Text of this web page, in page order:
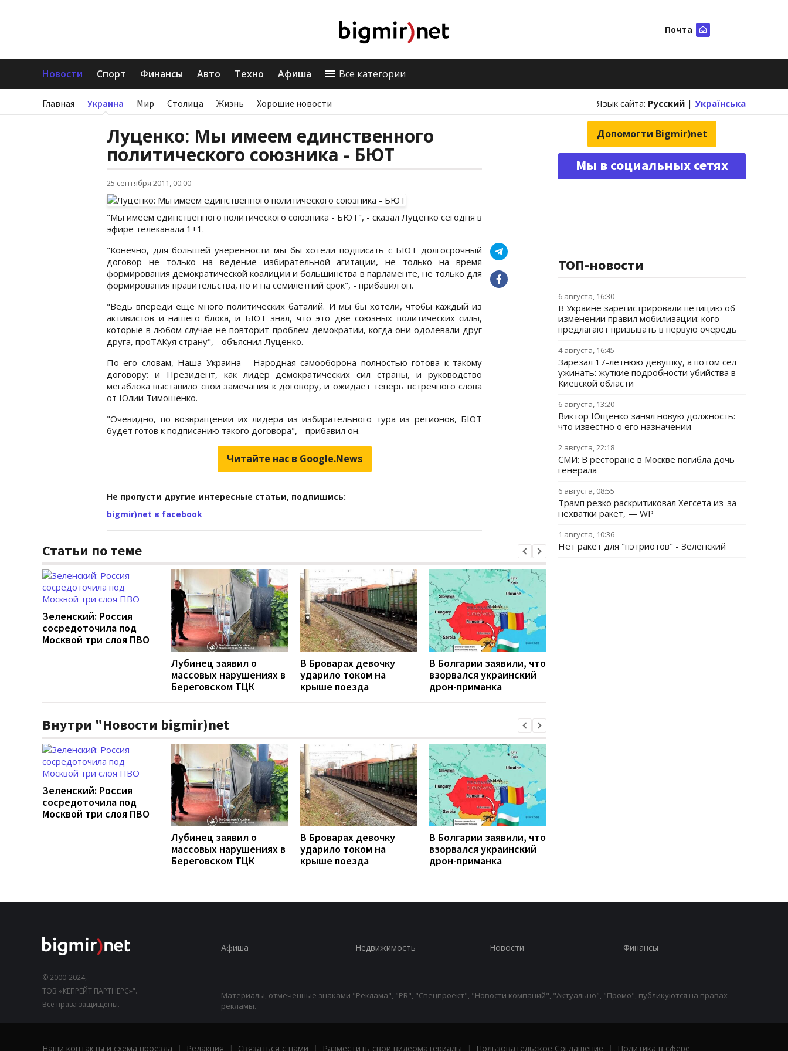
Почта
Новости Спорт Финансы Авто Техно Афиша Все категории
Главная Украина Мир Столица Жизнь Хорошие новости Язык сайта: Русский | Українська
Луценко: Мы имеем единственного
политического союзника - БЮТ
25 сентября 2011, 00:00
"Мы имеем единственного политического союзника - БЮТ", - сказал Луценко сегодня в
эфире телеканала 1+1.
"Конечно, для большей уверенности мы бы хотели подписать с БЮТ долгосрочный
договор не только на ведение избирательной агитации, не только на время
формирования демократической коалиции и большинства в парламенте, не только для
формирования правительства, но и на семилетний срок", - прибавил он.
"Ведь впереди еще много политических баталий. И мы бы хотели, чтобы каждый из
активистов и нашего блока, и БЮТ знал, что это две союзных политических силы,
которые в любом случае не повторит проблем демократии, когда они одолевали друг
друга, проТАКуя страну", - объяснил Луценко.
По его словам, Наша Украина - Народная самооборона полностью готова к такому
договору: и Президент, как лидер демократических сил страны, и руководство
мегаблока выставило свои замечания к договору, и ожидает теперь встречного слова
от Юлии Тимошенко.
"Очевидно, по возвращении их лидера из избирательного тура из регионов, БЮТ
будет готов к подписанию такого договора", - прибавил он.
Читайте нас в Google.News
Не пропусти другие интересные статьи, подпишись:
bigmir)net в facebook
Статьи по теме
Зеленский: Россия
сосредоточила под
Москвой три слоя ПВО
Лубинец заявил о
массовых нарушениях в
Береговском ТЦК
В Броварах девочку
ударило током на
крыше поезда
В Болгарии заявили, что
взорвался украинский
дрон-приманка
Внутри "Новости bigmir)net
Зеленский: Россия
сосредоточила под
Москвой три слоя ПВО
Лубинец заявил о
массовых нарушениях в
Береговском ТЦК
В Броварах девочку
ударило током на
крыше поезда
В Болгарии заявили, что
взорвался украинский
дрон-приманка
Допомогти Bigmir)net
Мы в социальных сетях
ТОП-новости
6 августа, 16:30
В Украине зарегистрировали петицию об
изменении правил мобилизации: кого
предлагают призывать в первую очередь
4 августа, 16:45
Зарезал 17-летнюю девушку, а потом сел
ужинать: жуткие подробности убийства в
Киевской области
6 августа, 13:20
Виктор Ющенко занял новую должность:
что известно о его назначении
2 августа, 22:18
СМИ: В ресторане в Москве погибла дочь
генерала
6 августа, 08:55
Трамп резко раскритиковал Хегсета из-за
нехватки ракет, — WP
1 августа, 10:36
Нет ракет для "пэтриотов" - Зеленский
© 2000-2024,
ТОВ «КЕПРЕЙТ ПАРТНЕРС»".
Все права защищены.
Афиша Недвижимость Новости Финансы
Материалы, отмеченные знаками "Реклама", "PR", "Спецпроект", "Новости компаний", "Актуально", "Промо", публикуются на правах
рекламы.
Наши контакты и схема проезда | Редакция | Связаться с нами | Разместить свои видеоматериалы | Пользовательское Соглашение | Политика в сфере